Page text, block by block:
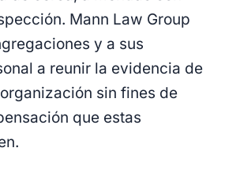
Mann Law Group
y a sus
a reunir la evidencia de
sin fines de
que estas